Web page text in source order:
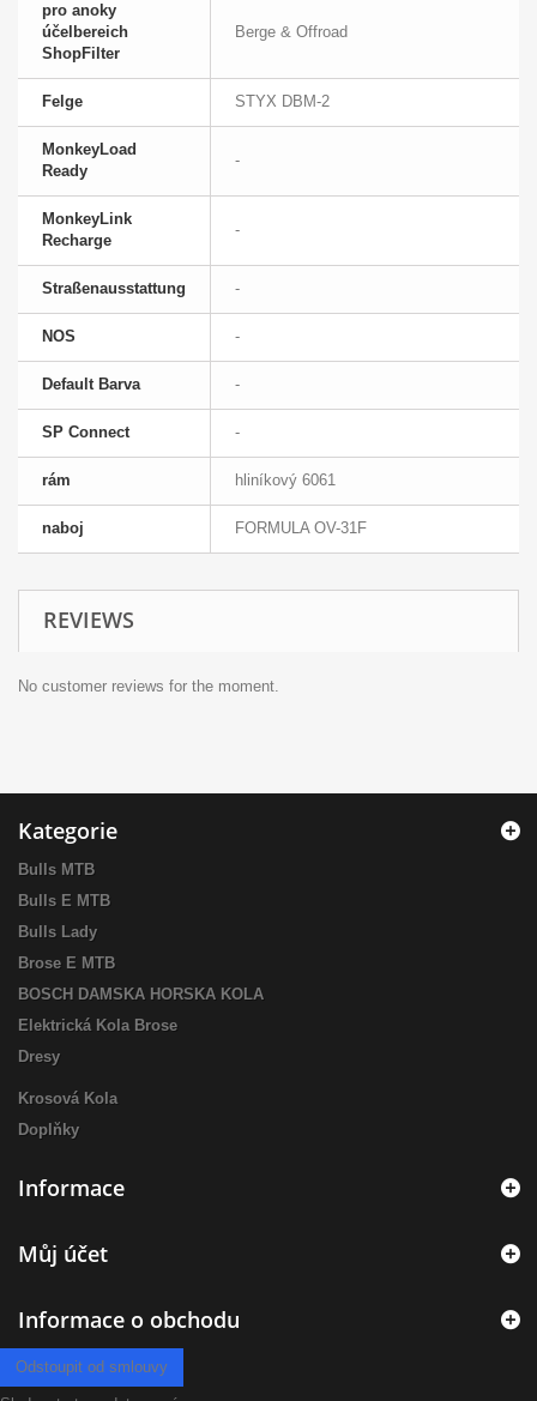
pro anoky
účelbereich
ShopFilter
Berge & Offroad
Felge STYX DBM-2
MonkeyLoad
Ready
-
MonkeyLink
Recharge
-
Straßenausstattung -
NOS -
Default Barva -
SP Connect -
rám hliníkový 6061
naboj FORMULA OV-31F
REVIEWS
No customer reviews for the moment.
Kategorie
Bulls MTB
Bulls E MTB
Bulls Lady
Brose E MTB
BOSCH DAMSKA HORSKA KOLA
Elektrická Kola Brose
Dresy
Krosová Kola
Doplňky
Informace
Můj účet
Informace o obchodu
Odstoupit od smlouvy